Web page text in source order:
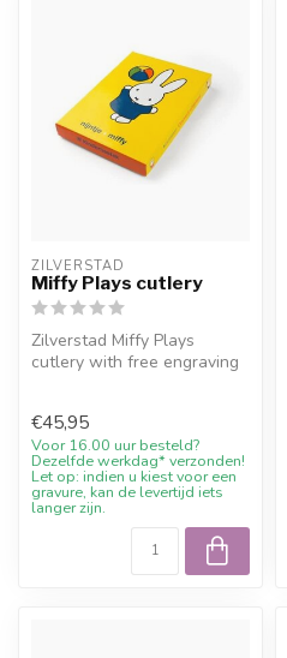
ZILVERSTAD
Miffy Plays cutlery
Zilverstad Miffy Plays
cutlery with free engraving
€45,95
Voor 16.00 uur besteld?
Dezelfde werkdag* verzonden!
Let op: indien u kiest voor een
gravure, kan de levertijd iets
langer zijn.